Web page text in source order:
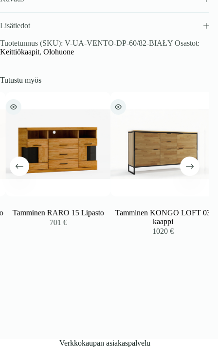
Lisätiedot
Tuotetunnus (SKU): V-UA-VENTO-DP-60/82-BIAŁY Osastot:
Keittiökaapit, Olohuone
Tutustu myös
Tamminen RARO 15 Lipasto
701€
Tamminen KONGO LOFT 03
kaappi
1020€
Verkkokaupan asiakaspalvelu